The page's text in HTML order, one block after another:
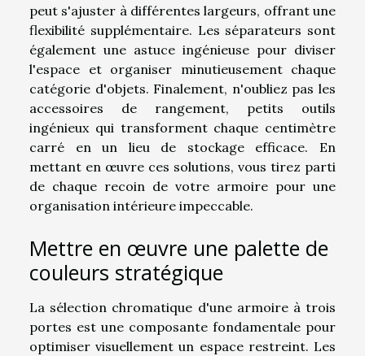
peut s'ajuster à différentes largeurs, offrant une
flexibilité supplémentaire. Les séparateurs sont
également une astuce ingénieuse pour diviser
l'espace et organiser minutieusement chaque
catégorie d'objets. Finalement, n'oubliez pas les
accessoires de rangement, petits outils
ingénieux qui transforment chaque centimètre
carré en un lieu de stockage efficace. En
mettant en œuvre ces solutions, vous tirez parti
de chaque recoin de votre armoire pour une
organisation intérieure impeccable.
Mettre en œuvre une palette de
couleurs stratégique
La sélection chromatique d'une armoire à trois
portes est une composante fondamentale pour
optimiser visuellement un espace restreint. Les